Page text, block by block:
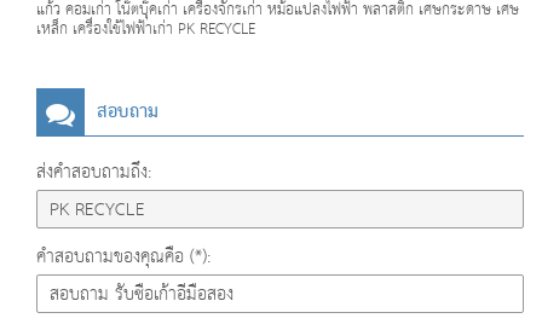
แก้ว คอมเก่า โน๊ตบุ๊คเก่า เครื่องจักรเก่า หม้อแปลงไฟฟ้า พลาสติก เศษกระดาษ เศษ
เหล็ก เครื่องใช้ไฟฟ้าเก่า PK RECYCLE
สอบถาม
ส่งคำสอบถามถึง:
คำสอบถามของคุณคือ (*):